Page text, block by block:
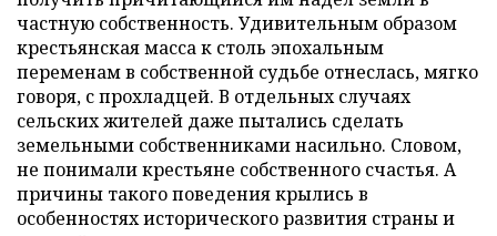
частную собственность. Удивительным образом
крестьянская масса к столь эпохальным
переменам в собственной судьбе отнеслась, мягко
говоря, с прохладцей. В отдельных случаях
сельских жителей даже пытались сделать
земельными собственниками насильно. Словом,
не понимали крестьяне собственного счастья. А
причины такого поведения крылись в
особенностях исторического развития страны и